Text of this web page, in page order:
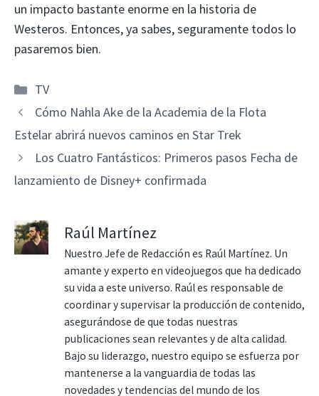
un impacto bastante enorme en la historia de
Westeros. Entonces, ya sabes, seguramente todos lo
pasaremos bien.
Categorías
TV
Cómo Nahla Ake de la Academia de la Flota
Estelar abrirá nuevos caminos en Star Trek
Los Cuatro Fantásticos: Primeros pasos Fecha de
lanzamiento de Disney+ confirmada
Raúl Martínez
Nuestro Jefe de Redacción es Raúl Martínez. Un
amante y experto en videojuegos que ha dedicado
su vida a este universo. Raúl es responsable de
coordinar y supervisar la producción de contenido,
asegurándose de que todas nuestras
publicaciones sean relevantes y de alta calidad.
Bajo su liderazgo, nuestro equipo se esfuerza por
mantenerse a la vanguardia de todas las
novedades y tendencias del mundo de los